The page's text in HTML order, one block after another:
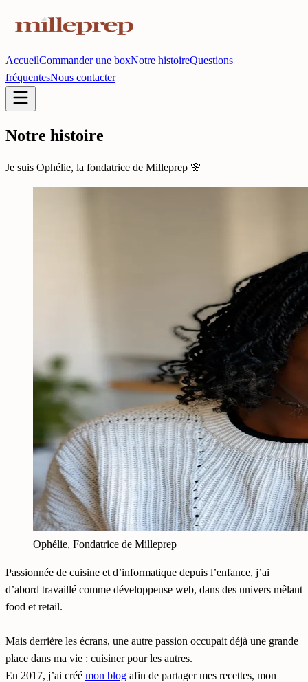
AccueilCommander une boxNotre histoireQuestions
fréquentesNous contacter
Notre histoire
Je suis Ophélie, la fondatrice de Milleprep 🌸
Ophélie, Fondatrice de Milleprep
Passionnée de cuisine et d’informatique depuis l’enfance, j’ai
d’abord travaillé comme développeuse web, dans des univers mêlant
food et retail.
Mais derrière les écrans, une autre passion occupait déjà une grande
place dans ma vie : cuisiner pour les autres.
En 2017, j’ai créé mon blog afin de partager mes recettes, mon